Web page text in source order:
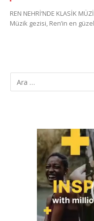
REN NEHRİ’NDE KLASİK
Müzik gezisi, Ren’in en
Video
oynatıcı